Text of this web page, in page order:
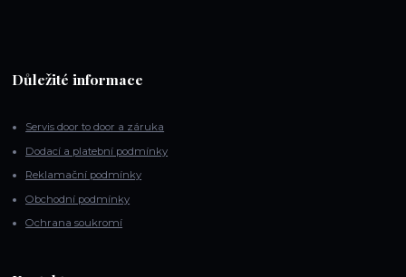
Důležité informace
Servis door to door a záruka
Dodací a platební podmínky
Reklamační podmínky
Obchodní podmínky
Ochrana soukromí